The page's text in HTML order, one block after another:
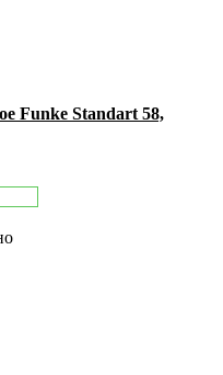
Funke Standart 58,